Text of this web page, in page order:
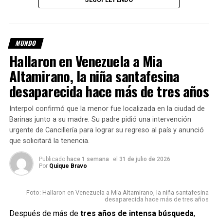
permitió localizar el vehículo e identificar a sus ocupantes.
debieron abonar las multas en el momento, tal como
establece la normativa para ciudadanos extranjeros.
Multados dos turistas
extranjeros por mantener
relaciones sexuales en un
coche en marcha en la
autovía A-7 a la altura del
municipio malagueño de
Marbella. Fueron grabados
por un testigo y, tras
hacerse viral en redes
MUNDO
Hallaron en Venezuela a Mia
Altamirano, la niña santafesina
desaparecida hace más de tres años
Interpol confirmó que la menor fue localizada en la ciudad de
Barinas junto a su madre. Su padre pidió una intervención
urgente de Cancillería para lograr su regreso al país y anunció
que solicitará la tenencia.
Publicado hace 1 semana el 31 de julio de 2026
Por Quique Bravo
Foto: Hallaron en Venezuela a Mia Altamirano, la niña santafesina
desaparecida hace más de tres años
Después de más de tres años de intensa búsqueda,